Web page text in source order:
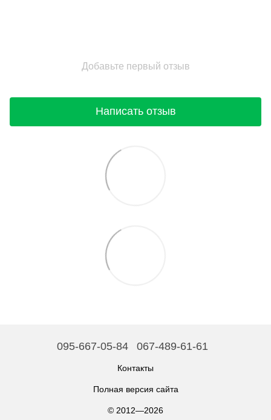
Добавьте первый отзыв
Написать отзыв
095-667-05-84 067-489-61-61
Контакты
Полная версия сайта
© 2012—2026